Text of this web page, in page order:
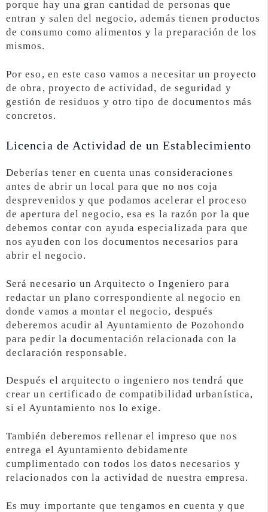
porque hay una gran cantidad de personas que
entran y salen del negocio, además tienen productos
de consumo como alimentos y la preparación de los
mismos.
Por eso, en este caso vamos a necesitar un proyecto
de obra, proyecto de actividad, de seguridad y
gestión de residuos y otro tipo de documentos más
concretos.
Licencia de Actividad de un Establecimiento
Deberías tener en cuenta unas consideraciones
antes de abrir un local para que no nos coja
desprevenidos y que podamos acelerar el proceso
de apertura del negocio, esa es la razón por la que
debemos contar con ayuda especializada para que
nos ayuden con los documentos necesarios para
abrir el negocio.
Será necesario un Arquitecto o Ingeniero para
redactar un plano correspondiente al negocio en
donde vamos a montar el negocio, después
deberemos acudir al Ayuntamiento de Pozohondo
para pedir la documentación relacionada con la
declaración responsable.
Después el arquitecto o ingeniero nos tendrá que
crear un certificado de compatibilidad urbanística,
si el Ayuntamiento nos lo exige.
También deberemos rellenar el impreso que nos
entrega el Ayuntamiento debidamente
cumplimentado con todos los datos necesarios y
relacionados con la actividad de nuestra empresa.
Es muy importante que tengamos en cuenta y que